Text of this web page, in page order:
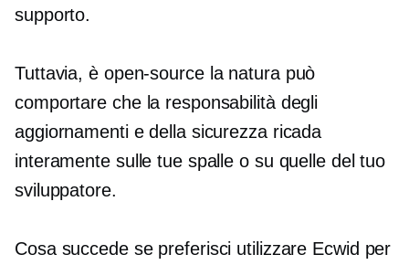
supporto.
Tuttavia, è open-sourcela natura può
comportare che la responsabilità degli
aggiornamenti e della sicurezza ricada
interamente sulle tue spalle o su quelle del tuo
sviluppatore.
Cosa succede se preferisci utilizzare Ecwid per